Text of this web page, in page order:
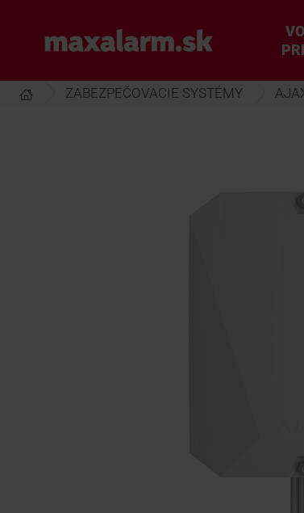
hlavnému
www.maxalarm.sk
ZABEZPEČOVACIE SYSTÉMY